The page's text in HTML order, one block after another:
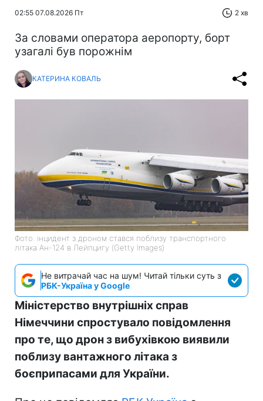
02:55 07.08.2026 Пт 2 хв
За словами оператора аеропорту, борт
узагалі був порожнім
КАТЕРИНА КОВАЛЬ
Фото: інцидент з дроном стався поблизу транспортного
літака Ан-124 в Лейпцигу (Getty Images)
Не витрачай час на шум! Читай тільки суть з
РБК-Україна у Google
Міністерство внутрішніх справ
Німеччини спростувало повідомлення
про те, що дрон з вибухівкою виявили
поблизу вантажного літака з
боєприпасами для України.